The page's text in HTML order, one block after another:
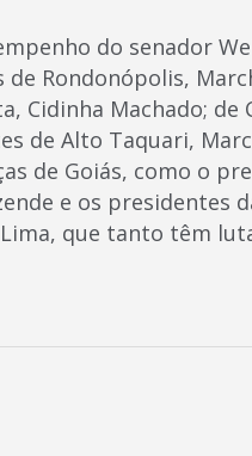
do senador
de Rondonópolis,
Cidinha Machado;
de Alto Taquari,
de Goiás, como o
e os presidentes
que tanto têm